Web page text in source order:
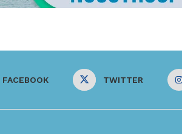
FACEBOOK TWITTER